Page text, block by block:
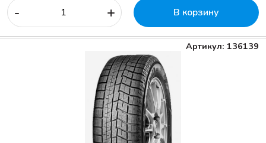
- + В корзину
Артикул: 136139